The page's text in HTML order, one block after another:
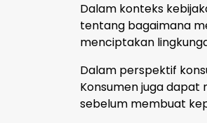
Dalam konteks
tentang bagaimana
menciptakan
Dalam perspektif
Konsumen juga
sebelum membuat